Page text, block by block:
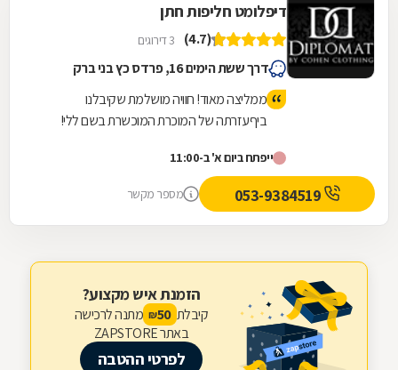
דיפלומט חליפות חתן
(4.7) 3 דירוגים
דרך ששת הימים 16, פרדס כץ בני ברק
ממליצה מאוד! חוויה מושלמת שקיבלנו
ביףעזרתה של המוכרת המוכשרת בשם ללי!
והמקצועיות! מחירים מעולים!
ייפתח ביום א' ב-11:00
מספר מקשר
הזמנת איש מקצוע?
קיבלת 50
₪ מתנה לרכישה
באתר ZAPSTORE
לפרטי ההטבה